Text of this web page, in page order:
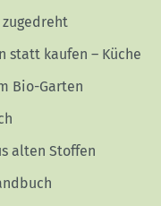
statt kaufen – Küche
Bio-Garten
alten Stoffen